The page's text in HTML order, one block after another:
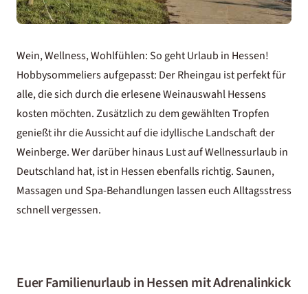
Wein, Wellness, Wohlfühlen: So geht Urlaub in Hessen!
Hobbysommeliers aufgepasst: Der Rheingau ist perfekt für
alle, die sich durch die erlesene Weinauswahl Hessens
kosten möchten. Zusätzlich zu dem gewählten Tropfen
genießt ihr die Aussicht auf die idyllische Landschaft der
Weinberge. Wer darüber hinaus Lust aufWellnessurlaub in
Deutschland hat, ist in Hessen ebenfalls richtig. Saunen,
Massagen und Spa-Behandlungen lassen euch Alltagsstress
schnell vergessen.
Euer Familienurlaub in Hessen mit Adrenalinkick